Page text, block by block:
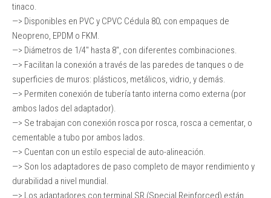
tinaco.
—> Disponibles en PVC y CPVC Cédula 80; con empaques de
Neopreno, EPDM o FKM.
—> Diámetros de 1/4″ hasta 8″, con diferentes combinaciones.
—> Facilitan la conexión a través de las paredes de tanques o de
superficies de muros: plásticos, metálicos, vidrio, y demás.
—> Permiten conexión de tubería tanto interna como externa (por
ambos lados del adaptador).
—> Se trabajan con conexión rosca por rosca, rosca a cementar, o
cementable a tubo por ambos lados.
—> Cuentan con un estilo especial de auto-alineación.
—> Son los adaptadores de paso completo de mayor rendimiento y
durabilidad a nivel mundial.
—> Los adaptadores con terminal SR (Special Reinforced) están